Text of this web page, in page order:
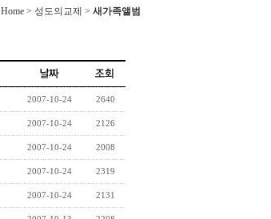
Home > 성도의교제 > 새가족앨범
2007-10-24 2640
2007-10-24 2126
2007-10-24 2008
2007-10-24 2319
2007-10-24 2131